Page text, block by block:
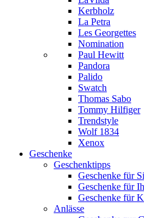
Kerbholz
La Petra
Les Georgettes
Nomination
Paul Hewitt
Pandora
Palido
Swatch
Thomas Sabo
Tommy Hilfiger
Trendstyle
Wolf 1834
Xenox
Geschenke
Geschenktipps
Geschenke für
Geschenke für
Geschenke für
Anlässe